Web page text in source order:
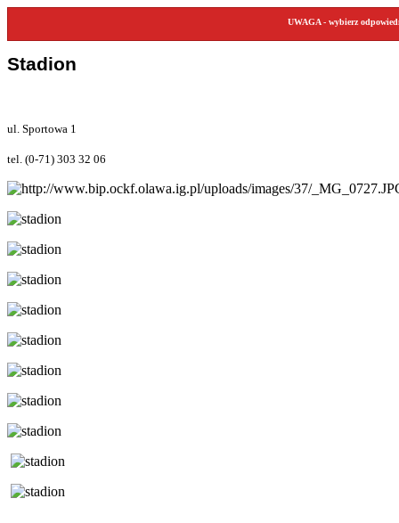
UWAGA - wybierz
Stadion
ul. Sportowa 1
tel. (0-71) 303 32 06